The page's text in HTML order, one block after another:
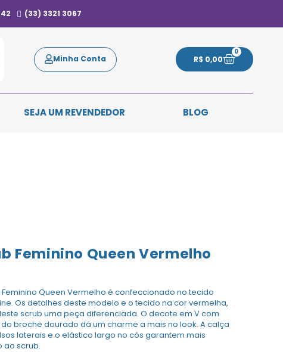
(33) 3321 3067
Minha Conta R$ 0,00
0
SEJA UM REVENDEDOR BLOG
Feminino Queen Vermelho
Feminino Queen Vermelho é confeccionado no tecido
Os detalhes deste modelo e o tecido na cor vermelha,
scrub uma peça diferenciada. O decote em V com
broche dourado dá um charme a mais no look. A calça
laterais e o elástico largo no cós garantem mais
ao scrub.